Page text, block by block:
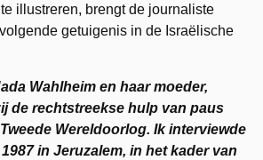
illustreren, brengt de journaliste
getuigenis in de Israëlische
Wahlheim en haar moeder,
de rechtstreekse hulp van paus
Wereldoorlog. Ik interviewde
in Jeruzalem, in het kader van